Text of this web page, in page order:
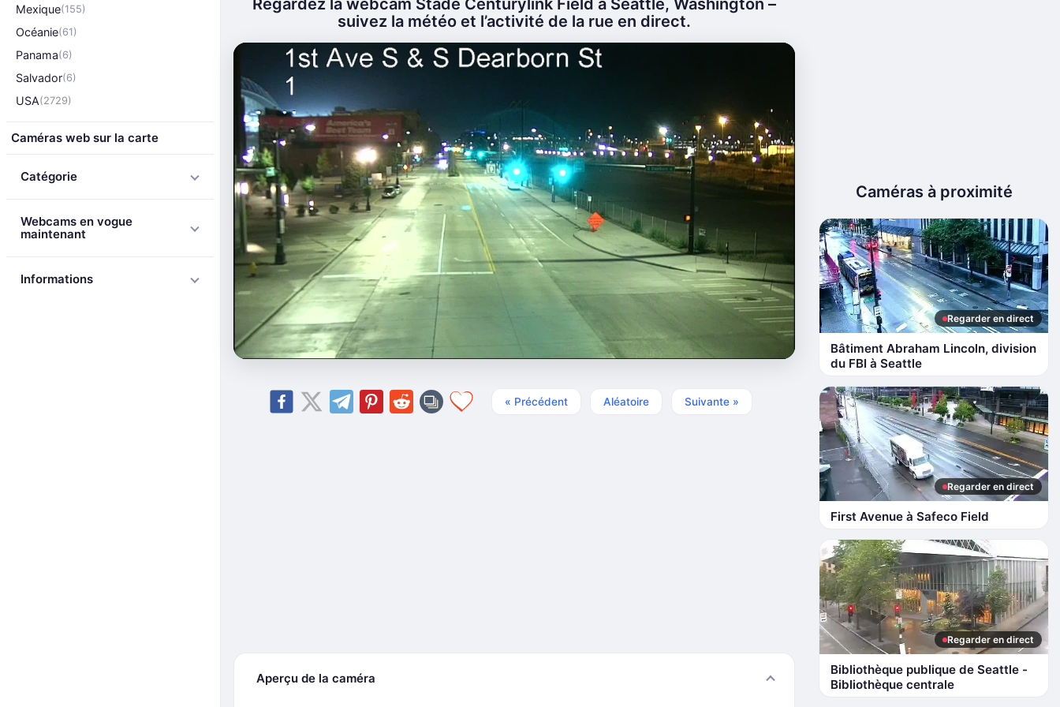
Mexique(155)
Océanie(61)
Panama(6)
Salvador(6)
USA(2729)
Caméras web sur la carte
Catégorie
Webcams en vogue
maintenant
Informations
Regardez la webcam Stade Centurylink Field à Seattle, Washington –
suivez la météo et l’activité de la rue en direct.
« Précédent Aléatoire Suivante »
Aperçu de la caméra
Caméras à proximité
Regarder en direct
Bâtiment Abraham Lincoln, division
du FBI à Seattle
Regarder en direct
First Avenue à Safeco Field
Regarder en direct
Bibliothèque publique de Seattle -
Bibliothèque centrale